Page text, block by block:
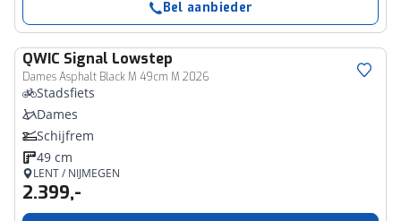
Bel aanbieder
QWIC Signal Lowstep
Dames Asphalt Black M 49cm M 2026
Stadsfiets
Dames
Schijfrem
49 cm
LENT / NIJMEGEN
2.399,-